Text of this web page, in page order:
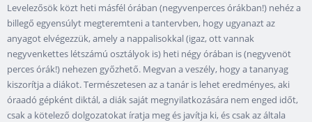
Levelezősök közt heti másfél órában (negyvenperces órákban!) nehéz a
billegő egyensúlyt megteremteni a tantervben, hogy ugyanazt az
anyagot elvégezzük, amely a nappalisokkal (igaz, ott vannak
negyvenkettes létszámú osztályok is) heti négy órában is (negyvenöt
perces órák!) nehezen győzhető. Megvan a veszély, hogy a tananyag
kiszorítja a diákot. Természetesen az a tanár is lehet eredményes, aki
óraadó gépként diktál, a diák saját megnyilatkozására nem enged időt,
csak a kötelező dolgozatokat íratja meg és javítja ki, és csak az általa